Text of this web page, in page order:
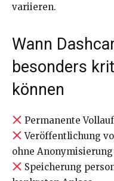
variieren.
Wann
besonders
können
Permanente
Veröffentlichung
ohne Anonymisierung
Speicherung